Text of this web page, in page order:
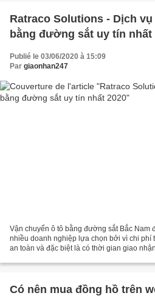
Ratraco Solutions - Dịch
bằng đường sắt uy tín nhất
Publié le 03/06/2020 à 15:09
Par giaonhan247
Vận chuyển ô tô bằng đường sắt Bắc Nam
nhiều doanh nghiệp lựa chọn bởi vì chi phí
an toàn và đặc biệt là có thời gian giao
Có nên mua đồng hồ trên